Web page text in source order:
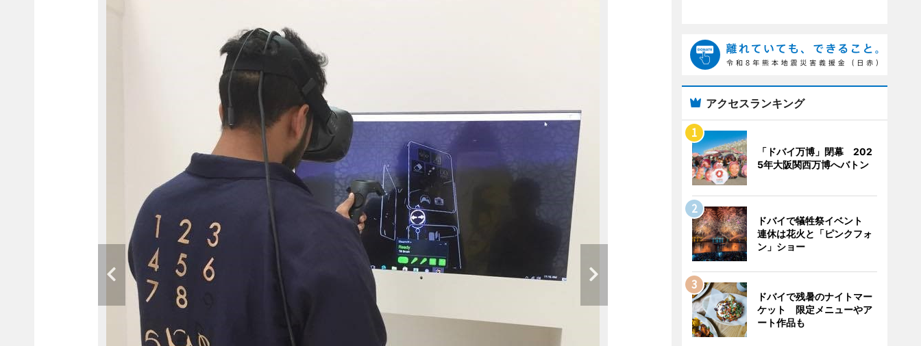
アクセスランキング
「ドバイ万博」閉幕 202
5年大阪関西万博へバトン
ドバイで犠牲祭イベント
連休は花火と「ピンクフォ
ン」ショー
ドバイで残暑のナイトマー
ケット 限定メニューやア
ート作品も